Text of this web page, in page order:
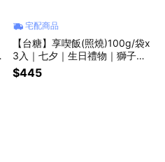
宅配商品
【台糖】享喫飯(照燒)100g/袋x
3入｜七夕｜生日禮物｜獅子座
｜父親節｜登山｜女性｜防災｜
喜歡你｜暖心室友
$445